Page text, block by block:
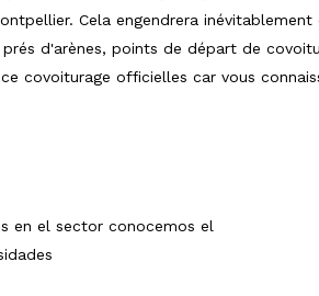
Cela engendrera
d'arènes, points de départ de
covoiturage officielles car vous
en el sector conocemos el